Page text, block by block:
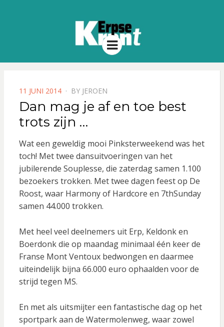
Menu
POSTED
ON
11 JUNI 2014 BY JEROEN
Dan mag je af en toe best
trots zijn …
Wat een geweldig mooi Pinksterweekend was het
toch! Met twee dansuitvoeringen van het
jubilerende Souplesse, die zaterdag samen 1.100
bezoekers trokken. Met twee dagen feest op De
Roost, waar Harmony of Hardcore en 7thSunday
samen 44.000 trokken.
Met heel veel deelnemers uit Erp, Keldonk en
Boerdonk die op maandag minimaal één keer de
Franse Mont Ventoux bedwongen en daarmee
uiteindelijk bijna 66.000 euro ophaalden voor de
strijd tegen MS.
En met als uitsmijter een fantastische dag op het
sportpark aan de Watermolenweg, waar zowel